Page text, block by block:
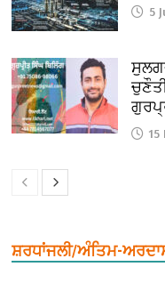
5
ਸ਼ਰਧਾਂਜਲੀ/ਅੰਤਿਮ-